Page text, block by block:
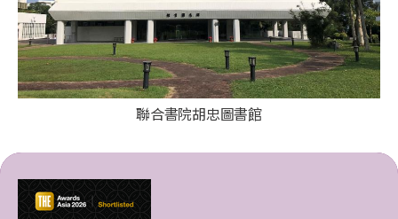
聯合書院胡忠圖書館